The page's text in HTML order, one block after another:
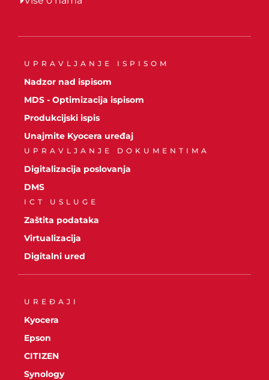
UPRAVLJANJE ISPISOM
Nadzor nad ispisom
MDS - Optimizacija ispisom
Produkcijski ispis
Unajmite Kyocera uređaj
UPRAVLJANJE DOKUMENTIMA
Digitalizacija poslovanja
DMS
ICT USLUGE
Zaštita podataka
Virtualizacija
Digitalni ured
UREĐAJI
Kyocera
Epson
CITIZEN
Synology